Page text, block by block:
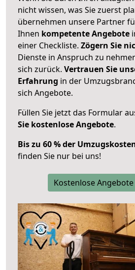
nicht wissen, was Sie zuerst
übernehmen unsere Partner
Ihnen kompetente Angebote
einer Checkliste. Zögern Sie
Dienste in Anspruch zu
sich zurück. Vertrauen Sie
Erfahrung in der
sich Angebote.
Füllen Sie jetzt das Formular
Sie kostenlose Angebote.
Bis zu 60 % der
finden Sie nur bei uns!
Kostenlose